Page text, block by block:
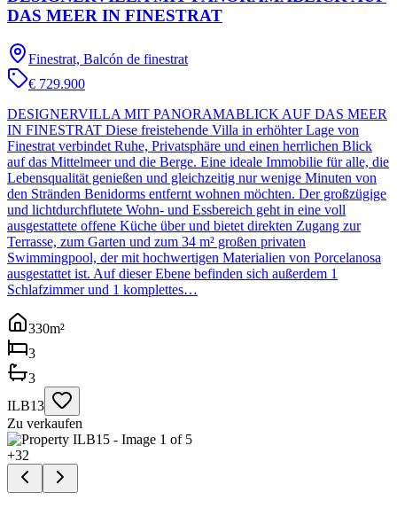
DAS MEER IN FINESTRAT
Finestrat, Balcón de finestrat
€ 729.900
DESIGNERVILLA MIT PANORAMABLICK AUF DAS MEER
IN FINESTRAT Diese freistehende Villa in erhöhter Lage von
Finestrat verbindet Ruhe, Privatsphäre und einen herrlichen Blick
auf das Mittelmeer und die Berge. Eine ideale Immobilie für alle, die
Lebensqualität genießen und gleichzeitig nur wenige Minuten von
den Stränden Benidorms entfernt wohnen möchten. Der großzügige
und lichtdurchflutete Wohn- und Essbereich geht in eine voll
ausgestattete offene Küche über und bietet direkten Zugang zur
Terrasse, zum Garten und zum 34 m² großen privaten
Swimmingpool, der mit hochwertigen Materialien von Porcelanosa
ausgestattet ist. Auf dieser Ebene befinden sich außerdem 1
Schlafzimmer und 1 komplettes…
330m²
3
3
ILB13
Zu verkaufen
+32